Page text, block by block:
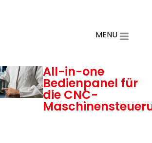
MENU
All-in-one
Bedienpanel für
die CNC-